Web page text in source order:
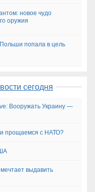
новое чудо
оружия
попала в цель
сегодня
Вооружать Украину —
прощаемся с НАТО?
выдавить